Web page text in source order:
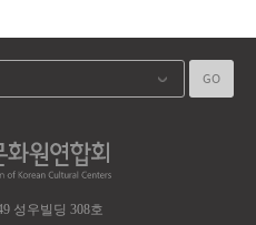
성우빌딩 308호
GO